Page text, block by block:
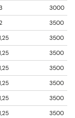
3000
3500
3500
3500
3500
3500
3500
3500